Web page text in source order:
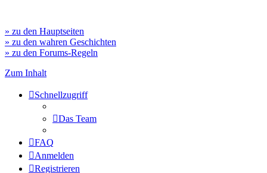
» zu den Hauptseiten
» zu den wahren Geschichten
» zu den Forums-Regeln
Zum Inhalt
Schnellzugriff
Das Team
FAQ
Anmelden
Registrieren